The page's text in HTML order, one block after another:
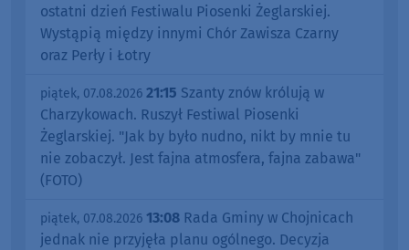
ostatni dzień Festiwalu Piosenki Żeglarskiej.
Wystąpią między innymi Chór Zawisza Czarny
oraz Perły i Łotry
piątek, 07.08.2026 21:15 Szanty znów królują w
Charzykowach. Ruszył Festiwal Piosenki
Żeglarskiej. "Jak by było nudno, nikt by mnie tu
nie zobaczył. Jest fajna atmosfera, fajna zabawa"
(FOTO)
piątek, 07.08.2026 13:08 Rada Gminy w Chojnicach
jednak nie przyjęła planu ogólnego. Decyzja